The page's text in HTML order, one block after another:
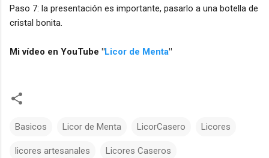
Paso 7: la presentación es importante, pasarlo a una botella de
cristal bonita.
Mi vídeo en YouTube "Licor de Menta"
Basicos Licor de Menta LicorCasero Licores
licores artesanales Licores Caseros